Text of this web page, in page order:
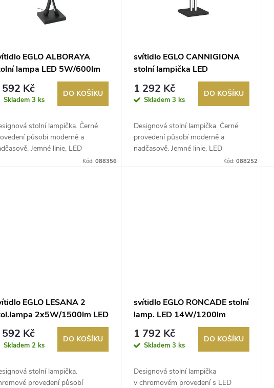
EGLO ALBORAYA
lampa LED 5W/600lm
černá
592 Kč
Skladem 3 ks
DO KOŠÍKU
stolní lampička. Černé
působí moderně a
Jemné linie, LED
Kód:088356
svítidlo EGLO CANNIGIONA
stolní lampička LED
5,5W/650lm 3000K černá
1 292 Kč
Skladem3 ks
DO KOŠÍKU
Designová stolní lampička. Černé
provedení působí moderně a
nadčasově. Jemné linie, LED
Kód: 088252
EGLO LESANA 2
2x5W/1500lm LED
chrom
592 Kč
Skladem 2 ks
DO KOŠÍKU
stolní lampička.
provedení působí
svítidlo EGLO RONCADE stolní
lamp. LED 14W/1200lm
3000K chrom
1 792 Kč
Skladem3 ks
DO KOŠÍKU
Designová stolní lampička
v chromovém provedení s LED